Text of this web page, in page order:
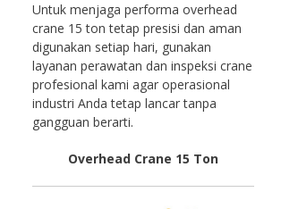
Untuk menjaga performa overhead
crane 15 ton tetap presisi dan aman
digunakan setiap hari, gunakan
layanan perawatan dan inspeksi crane
profesional kami agar operasional
industri Anda tetap lancar tanpa
gangguan berarti.
Overhead Crane 15 Ton